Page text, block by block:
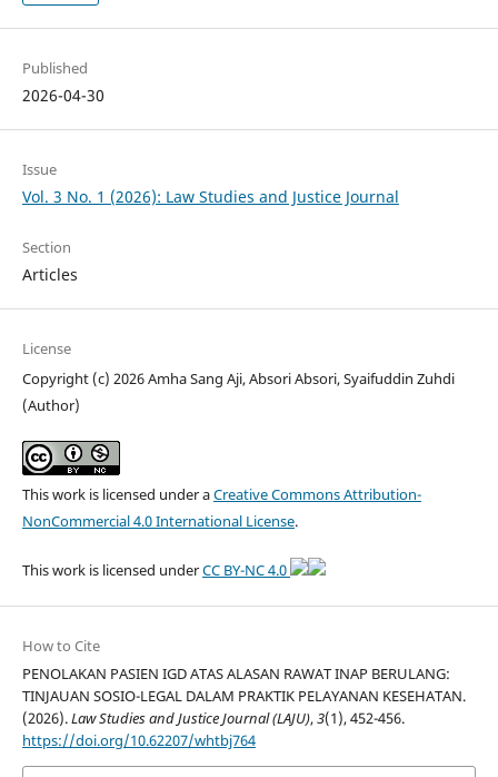
Published
2026-04-30
Issue
Vol. 3 No. 1 (2026): Law Studies and Justice Journal
Section
Articles
License
Copyright (c) 2026 Amha Sang Aji, Absori Absori, Syaifuddin Zuhdi
(Author)
This work is licensed under aCreative Commons Attribution-
NonCommercial 4.0 International License.
This work is licensed underCC BY-NC 4.0
How to Cite
PENOLAKAN PASIEN IGD ATAS ALASAN RAWAT INAP BERULANG:
TINJAUAN SOSIO-LEGAL DALAM PRAKTIK PELAYANAN KESEHATAN.
(2026).Law Studies and Justice Journal (LAJU),3(1), 452-456.
https://doi.org/10.62207/whtbj764